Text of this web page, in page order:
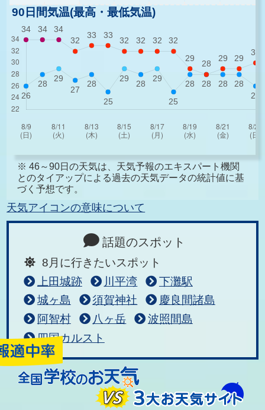
90日間気温(最高・最低気温)
※ 46～90日の天気は、天気予報のエキスパート機関
とのタイアップによる過去の天気データの統計値に基
づく予想です。
天気アイコンの意味について
話題のスポット
8月に行きたいスポット
上田城跡
川平湾
下灘駅
城ヶ島
須賀神社
慶良間諸島
阿智村
八ヶ岳
波照間島
四国カルスト